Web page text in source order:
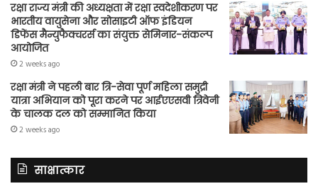
रक्षा राज्य मंत्री की अध्यक्षता में रक्षा स्वदेशीकरण पर
भारतीय वायुसेना और सोसाइटी ऑफ इंडियन
डिफेंस मैन्युफैक्चरर्स का संयुक्त सेमिनार-संकल्प
आयोजित
2 weeks ago
रक्षा मंत्री ने पहली बार त्रि-सेवा पूर्ण महिला समुद्री
यात्रा अभियान को पूरा करने पर आईएएसवी त्रिवेनी
के चालक दल को सम्मानित किया
2 weeks ago
साक्षात्कार